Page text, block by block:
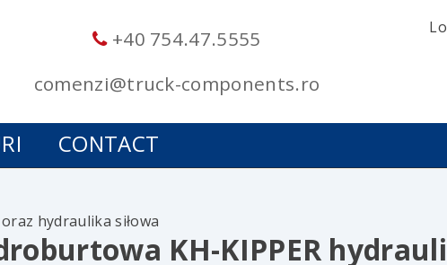
+40 754.47.5555
comenzi@truck-components.ro
CONTACT
hydraulika siłowa
KH-KIPPER